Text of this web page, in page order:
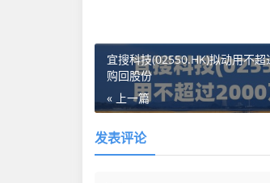
宜搜科技(02550.HK)拟动用不
购回股份
« 上一篇
发表评论